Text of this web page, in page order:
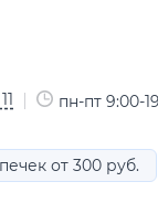
пн-пт 9:00-
от 300 руб.